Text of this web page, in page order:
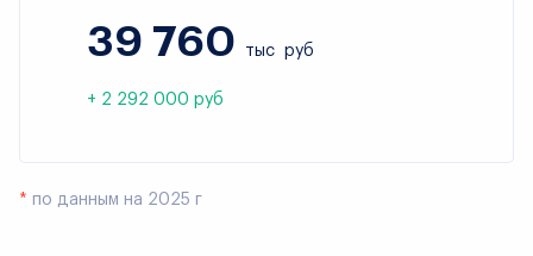
39 760 тыс руб
+ 2 292 000 руб
* по данным на 2025 г